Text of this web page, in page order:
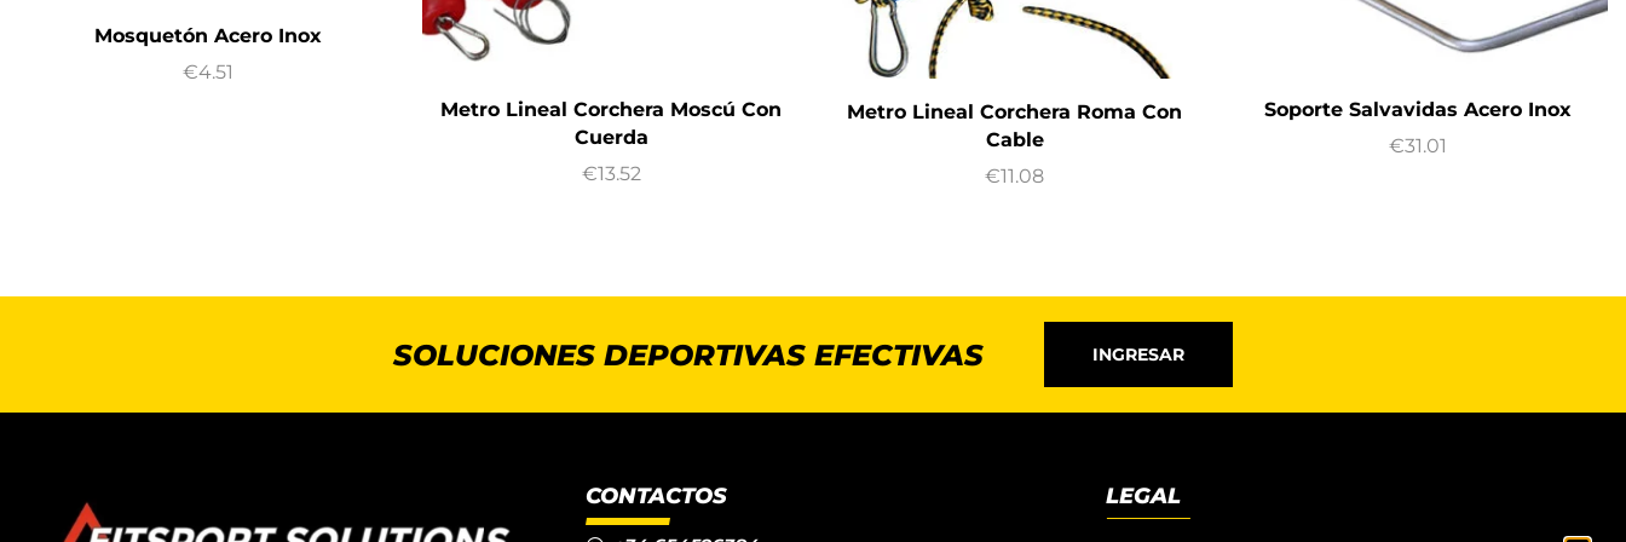
Mosquetón Acero Inox
€4.51
Metro Lineal Corchera Moscú Con
Cuerda
€13.52
Metro Lineal Corchera Roma Con
Cable
€11.08
Soporte Salvavidas Acero Inox
€31.01
SOLUCIONES DEPORTIVAS EFECTIVAS INGRESAR
CONTACTOS LEGAL